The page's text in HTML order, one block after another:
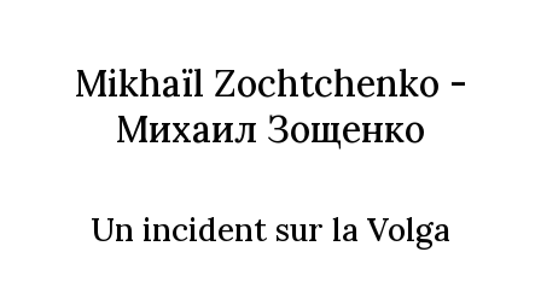
Mikhaïl Zochtchenko -
Михаил Зощенко
Un incident sur la Volga